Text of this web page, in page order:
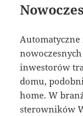
Automatyczne
nowoczesnych
inwestorów
domu,
home. W
sterowników